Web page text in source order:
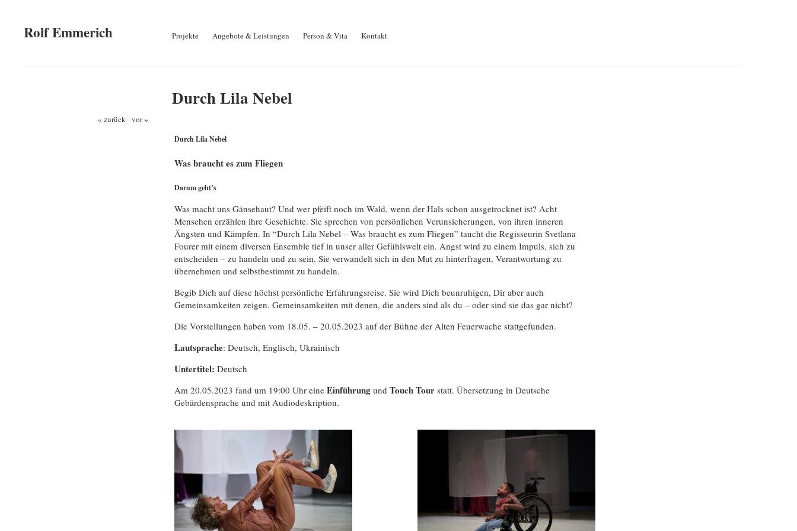
Rolf Emmerich Projekte Angebote & Leistungen Person & Vita Kontakt
Durch Lila Nebel
« zurück/ vor »
Durch Lila Nebel
Was braucht es zum Fliegen
Darum geht’s
Was macht uns Gänsehaut? Und wer pfeift noch im Wald, wenn der Hals schon ausgetrocknet ist? Acht
Menschen erzählen ihre Geschichte. Sie sprechen von persönlichen Verunsicherungen, von ihren inneren
Ängsten und Kämpfen. In “Durch Lila Nebel – Was braucht es zum Fliegen” taucht die Regisseurin Svetlana
Fourer mit einem diversen Ensemble tief in unser aller Gefühlswelt ein. Angst wird zu einem Impuls, sich zu
entscheiden – zu handeln und zu sein. Sie verwandelt sich in den Mut zu hinterfragen, Verantwortung zu
übernehmen und selbstbestimmt zu handeln.
Begib Dich auf diese höchst persönliche Erfahrungsreise. Sie wird Dich beunruhigen, Dir aber auch
Gemeinsamkeiten zeigen. Gemeinsamkeiten mit denen, die anders sind als du – oder sind sie das gar nicht?
Die Vorstellungen haben vom 18.05. – 20.05.2023 auf der Bühne der Alten Feuerwache stattgefunden.
Lautsprache: Deutsch, Englisch, Ukrainisch
Untertitel: Deutsch
Am 20.05.2023 fand um 19:00 Uhr eine Einführung und Touch Tour statt. Übersetzung in Deutsche
Gebärdensprache und mit Audiodeskription.